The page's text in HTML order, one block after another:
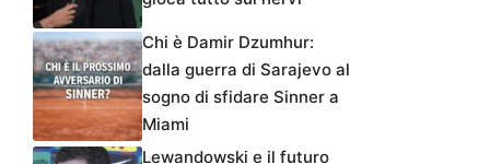
Chi è Damir Dzumhur:
dalla guerra di Sarajevo al
sogno di sfidare Sinner a
Miami
Lewandowski e il futuro